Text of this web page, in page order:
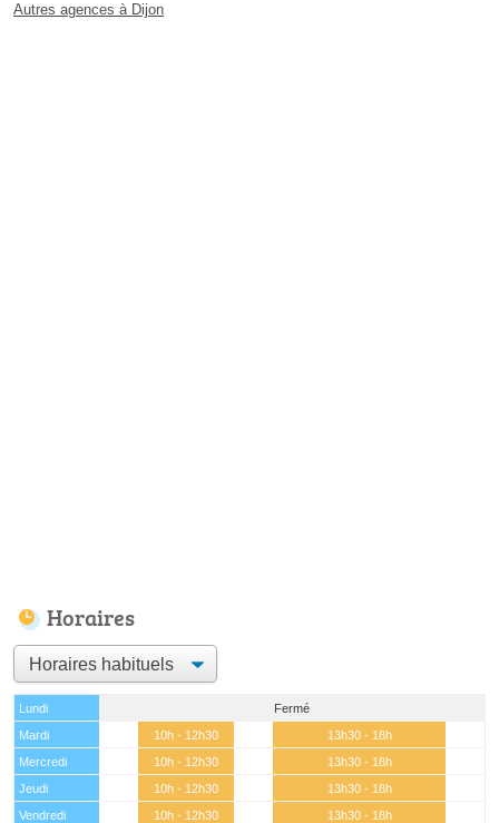
Autres agences à Dijon
Horaires
Lundi
Fermé
Mardi
10h - 12h30
13h30 - 18h
Mercredi
10h - 12h30
13h30 - 18h
Jeudi
10h - 12h30
13h30 - 18h
Vendredi
10h - 12h30
13h30 - 18h